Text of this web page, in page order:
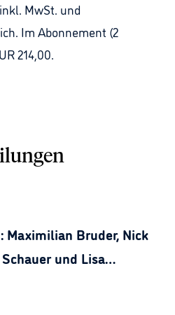
MwSt. und
Im Abonnement (2
214,00.
Maximilian Bruder, Nick
und Lisa